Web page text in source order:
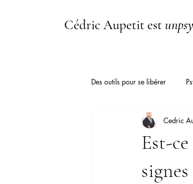
Cédric Aupetit est
Des outils pour se libérer
Hym.Media TV
Est-
Cedric